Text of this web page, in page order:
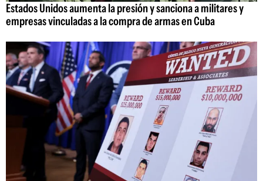
Estados Unidos aumenta la presión y sanciona a militares y
empresas vinculadas a la compra de armas en Cuba